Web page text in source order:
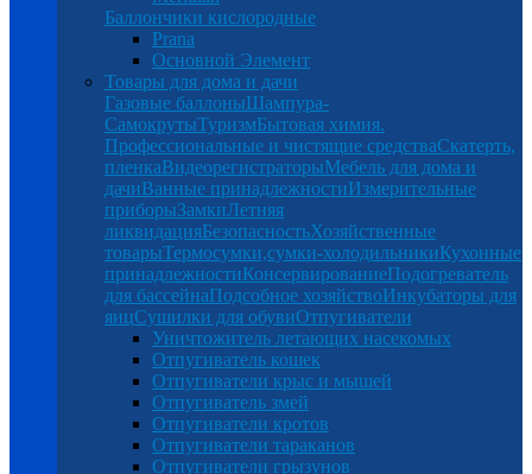
Баллончики кислородные
Prana
Основной Элемент
Товары для дома и дачи
Газовые баллоныШампура-
СамокрутыТуризмБытовая химия.
Профессиональные и чистящие средстваСкатерть,
пленкаВидеорегистраторыМебель для дома и
дачиВанные принадлежностиИзмерительные
приборыЗамкиЛетняя
ликвидацияБезопасностьХозяйственные
товарыТермосумки,сумки-холодильникиКухонные
принадлежностиКонсервированиеПодогреватель
для бассейнаПодсобное хозяйствоИнкубаторы для
яицСушилки для обувиОтпугиватели
Уничтожитель летающих насекомых
Отпугиватель кошек
Отпугиватели крыс и мышей
Отпугиватель змей
Отпугиватели кротов
Отпугиватели тараканов
Отпугиватели грызунов